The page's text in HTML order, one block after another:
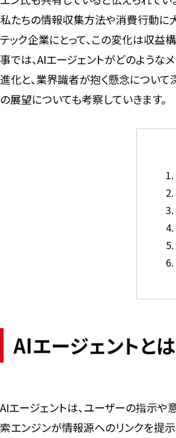
私たちの情報収集方法や消費行動に
テック企業にとって、この変化は収
事では、AIエージェントがどのよう
進化と、業界識者が抱く懸念について
の展望についても考察していきます。
AIエージェントと
AIエージェントは、ユーザーの指示
索エンジンが情報源へのリンクを提